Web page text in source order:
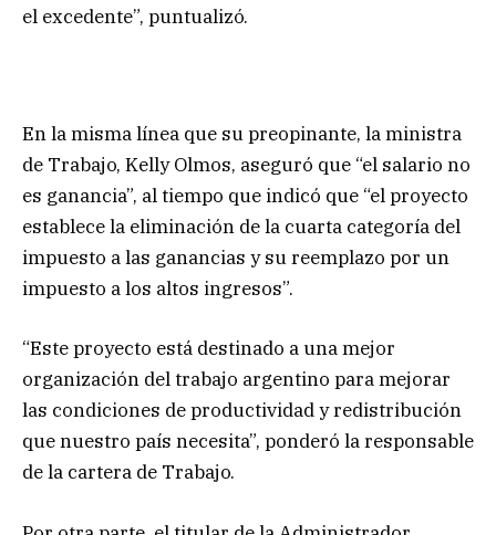
el excedente”, puntualizó.
En la misma línea que su preopinante, la ministra
de Trabajo, Kelly Olmos, aseguró que “el salario no
es ganancia”, al tiempo que indicó que “el proyecto
establece la eliminación de la cuarta categoría del
impuesto a las ganancias y su reemplazo por un
impuesto a los altos ingresos”.
“Este proyecto está destinado a una mejor
organización del trabajo argentino para mejorar
las condiciones de productividad y redistribución
que nuestro país necesita”, ponderó la responsable
de la cartera de Trabajo.